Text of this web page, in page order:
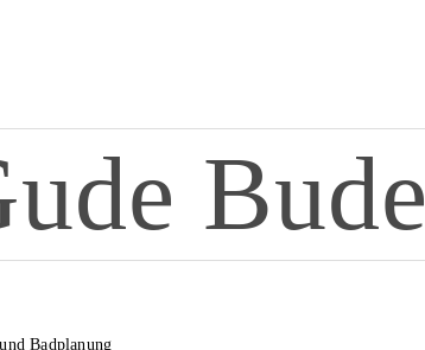
Bude